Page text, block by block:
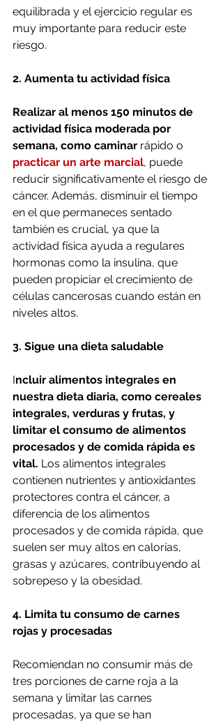
equilibrada y el ejercicio regular es
muy importante para reducir este
riesgo.
2. Aumenta tu actividad física
Realizar al menos 150 minutos de
actividad física moderada por
semana, como caminar rápido o
practicar un arte marcial, puede
reducir significativamente el riesgo de
cáncer. Además, disminuir el tiempo
en el que permaneces sentado
también es crucial, ya que la
actividad física ayuda a regulares
hormonas como la insulina, que
pueden propiciar el crecimiento de
células cancerosas cuando están en
niveles altos.
3. Sigue una dieta saludable
Incluir alimentos integrales en
nuestra dieta diaria, como cereales
integrales, verduras y frutas, y
limitar el consumo de alimentos
procesados y de comida rápida es
vital. Los alimentos integrales
contienen nutrientes y antioxidantes
protectores contra el cáncer, a
diferencia de los alimentos
procesados y de comida rápida, que
suelen ser muy altos en calorías,
grasas y azúcares, contribuyendo al
sobrepeso y la obesidad.
4. Limita tu consumo de carnes
rojas y procesadas
Recomiendan no consumir más de
tres porciones de carne roja a la
semana y limitar las carnes
procesadas, ya que se han